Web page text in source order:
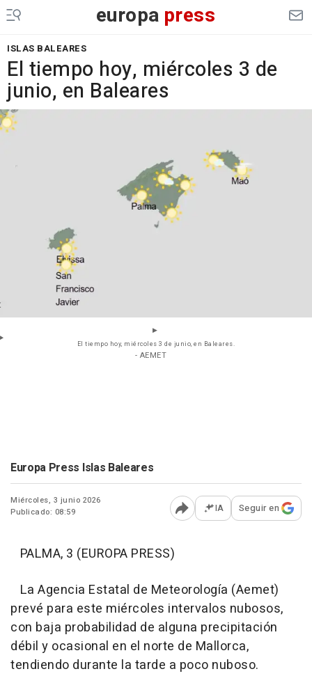
europa press
ISLAS BALEARES
El tiempo hoy, miércoles 3 de
junio, en Baleares
El tiempo hoy, miércoles 3 de junio, en Baleares.
- AEMET
Europa Press Islas Baleares
Miércoles, 3 junio 2026
Publicado: 08:59
Abrir opciones para
IA Seguir en
PALMA, 3 (EUROPA PRESS)
La Agencia Estatal de Meteorología (Aemet)
prevé para este miércoles intervalos nubosos,
con baja probabilidad de alguna precipitación
débil y ocasional en el norte de Mallorca,
tendiendo durante la tarde a poco nuboso.